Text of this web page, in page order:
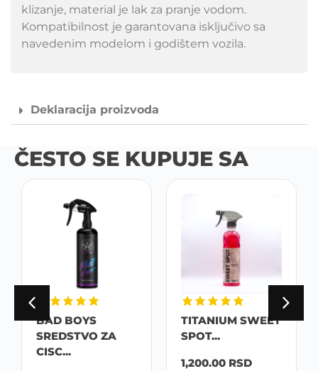
klizanje, material je lak za pranje vodom.
Kompatibilnost je garantovana isključivo sa
navedenim modelom i godištem vozila.
Deklaracija proizvoda
ČESTO SE KUPUJE SA
BAD BOYS
SREDSTVO ZA
CISC...
TITANIUM SWEET
SPOT...
1,200.00 RSD